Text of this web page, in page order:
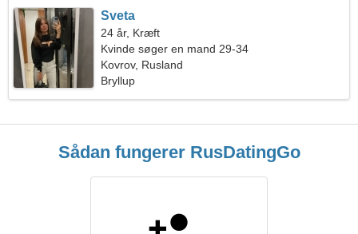
Sveta
24 år, Kræft
Kvinde søger en mand 29-34
Kovrov, Rusland
Bryllup
Sådan fungerer RusDatingGo